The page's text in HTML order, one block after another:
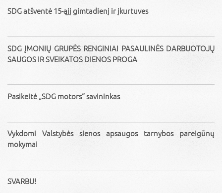
SDG atšventė 15-ąjį gimtadienį ir įkurtuves
SDG ĮMONIŲ GRUPĖS RENGINIAI PASAULINĖS DARBUOTOJŲ
SAUGOS IR SVEIKATOS DIENOS PROGA
Pasikeitė „SDG motors“ savininkas
Vykdomi Valstybės sienos apsaugos tarnybos pareigūnų
mokymai
SVARBU!